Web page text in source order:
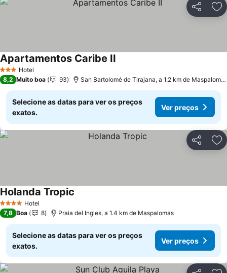
Partilhar
3 EstrelasHotel
Apartamentos Caribe II
8,2 Muito boa 93 San Bartolomé de Tirajana, a 1.2 km de Maspalomas
Selecione as datas para ver os preços
exatos.
Ver preços
Partilhar
4 EstrelasHotel
Holanda Tropic
7,8 Boa 8 Praia del Ingles, a 1.4 km de Maspalomas
Selecione as datas para ver os preços
exatos.
Ver preços